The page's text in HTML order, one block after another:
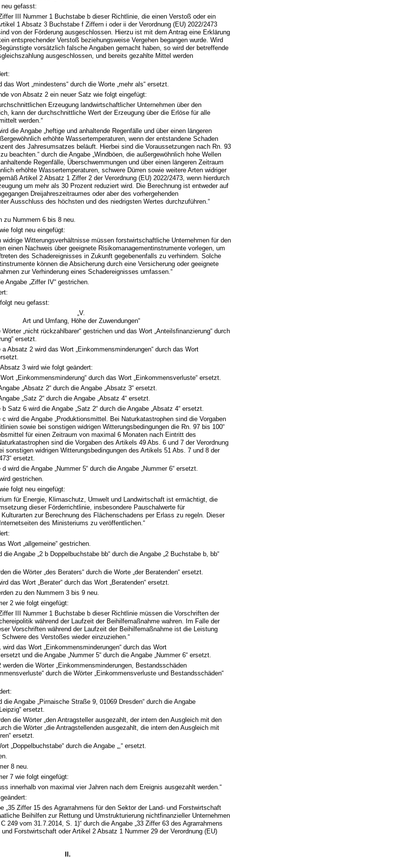
gefasst:
III Nummer 1 Buchstabe b dieser Richtlinie, die einen Verstoß oder ein
1 Absatz 3 Buchstabe f Ziffern i oder ii der Verordnung (EU) 2022/2473
von der Förderung ausgeschlossen. Hierzu ist mit dem Antrag eine Erklärung
entsprechender Verstoß beziehungsweise Vergehen begangen wurde. Wird
vorsätzlich falsche Angaben gemacht haben, so wird der betreffende
ausgeschlossen, und bereits gezahlte Mittel werden
Wort „mindestens“ durch die Worte „mehr als“ ersetzt.
von Absatz 2 ein neuer Satz wie folgt eingefügt:
Erzeugung landwirtschaftlicher Unternehmen über den
kann der durchschnittliche Wert der Erzeugung über die Erlöse für alle
werden.“
die Angabe „heftige und anhaltende Regenfälle und über einen längeren
erhöhte Wassertemperaturen, wenn der entstandene Schaden
des Jahresumsatzes beläuft. Hierbei sind die Voraussetzungen nach Rn. 93
beachten.“ durch die Angabe „Windböen, die außergewöhnlich hohe Wellen
Regenfälle, Überschwemmungen und über einen längeren Zeitraum
erhöhte Wassertemperaturen, schwere Dürren sowie weitere Arten widriger
Artikel 2 Absatz 1 Ziffer 2 der Verordnung (EU) 2022/2473, wenn hierdurch
um mehr als 30 Prozent reduziert wird. Die Berechnung ist entweder auf
Dreijahreszeitraumes oder aber des vorhergehenden
Ausschluss des höchsten und des niedrigsten Wertes durchzuführen.“
zu Nummern 6 bis 8 neu.
folgt neu eingefügt:
widrige Witterungsverhältnisse müssen forstwirtschaftliche Unternehmen für den
einen Nachweis über geeignete Risikomanagementinstrumente vorlegen, um
des Schadereignisses in Zukunft gegebenenfalls zu verhindern. Solche
können die Absicherung durch eine Versicherung oder geeignete
zur Verhinderung eines Schadereignisses umfassen.“
Angabe „Ziffer IV“ gestrichen.
neu gefasst:
„V.
Art und Umfang, Höhe der Zuwendungen“
„nicht rückzahlbarer“ gestrichen und das Wort „Anteilsfinanzierung“ durch
ersetzt.
Absatz 2 wird das Wort „Einkommensminderungen“ durch das Wort
3 wird wie folgt geändert:
„Einkommensminderung“ durch das Wort „Einkommensverluste“ ersetzt.
„Absatz 2“ durch die Angabe „Absatz 3“ ersetzt.
„Satz 2“ durch die Angabe „Absatz 4“ ersetzt.
Satz 6 wird die Angabe „Satz 2“ durch die Angabe „Absatz 4“ ersetzt.
wird die Angabe „Produktionsmittel. Bei Naturkatastrophen sind die Vorgaben
sowie bei sonstigen widrigen Witterungsbedingungen die Rn. 97 bis 100“
für einen Zeitraum von maximal 6 Monaten nach Eintritt des
sind die Vorgaben des Artikels 49 Abs. 6 und 7 der Verordnung
sonstigen widrigen Witterungsbedingungen des Artikels 51 Abs. 7 und 8 der
ersetzt.
wird die Angabe „Nummer 5“ durch die Angabe „Nummer 6“ ersetzt.
gestrichen.
folgt neu eingefügt:
für Energie, Klimaschutz, Umwelt und Landwirtschaft ist ermächtigt, die
dieser Förderrichtlinie, insbesondere Pauschalwerte für
zur Berechnung des Flächenschadens per Erlass zu regeln. Dieser
des Ministeriums zu veröffentlichen.“
Wort „allgemeine“ gestrichen.
Angabe „2 b Doppelbuchstabe bb“ durch die Angabe „2 Buchstabe b, bb“
die Wörter „des Beraters“ durch die Worte „der Beratenden“ ersetzt.
das Wort „Berater“ durch das Wort „Beratenden“ ersetzt.
zu den Nummern 3 bis 9 neu.
2 wie folgt eingefügt:
III Nummer 1 Buchstabe b dieser Richtlinie müssen die Vorschriften der
während der Laufzeit der Beihilfemaßnahme wahren. Im Falle der
Vorschriften während der Laufzeit der Beihilfemaßnahme ist die Leistung
des Verstoßes wieder einzuziehen.“
das Wort „Einkommensminderungen“ durch das Wort
und die Angabe „Nummer 5“ durch die Angabe „Nummer 6“ ersetzt.
die Wörter „Einkommensminderungen, Bestandsschäden
durch die Wörter „Einkommensverluste und Bestandsschäden“
Angabe „Pirnaische Straße 9, 01069 Dresden“ durch die Angabe
ersetzt.
die Wörter „den Antragsteller ausgezahlt, der intern den Ausgleich mit den
die Wörter „die Antragstellenden ausgezahlt, die intern den Ausgleich mit
ersetzt.
„Doppelbuchstabe“ durch die Angabe „,“ ersetzt.
8 neu.
7 wie folgt eingefügt:
innerhalb von maximal vier Jahren nach dem Ereignis ausgezahlt werden.“
„35 Ziffer 15 des Agrarrahmens für den Sektor der Land- und Forstwirtschaft
Beihilfen zur Rettung und Umstrukturierung nichtfinanzieller Unternehmen
249 vom 31.7.2014, S. 1)“ durch die Angabe „33 Ziffer 63 des Agrarrahmens
Forstwirtschaft oder Artikel 2 Absatz 1 Nummer 29 der Verordnung (EU)
II.